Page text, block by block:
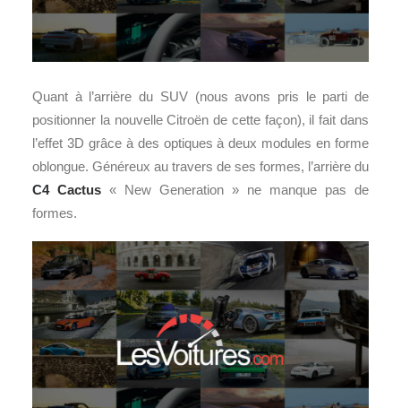
Quant à l’arrière du SUV (nous avons pris le parti de
positionner la nouvelle Citroën de cette façon), il fait dans
l’effet 3D grâce à des optiques à deux modules en forme
oblongue. Généreux au travers de ses formes, l’arrière du
C4 Cactus « New Generation » ne manque pas de
formes.